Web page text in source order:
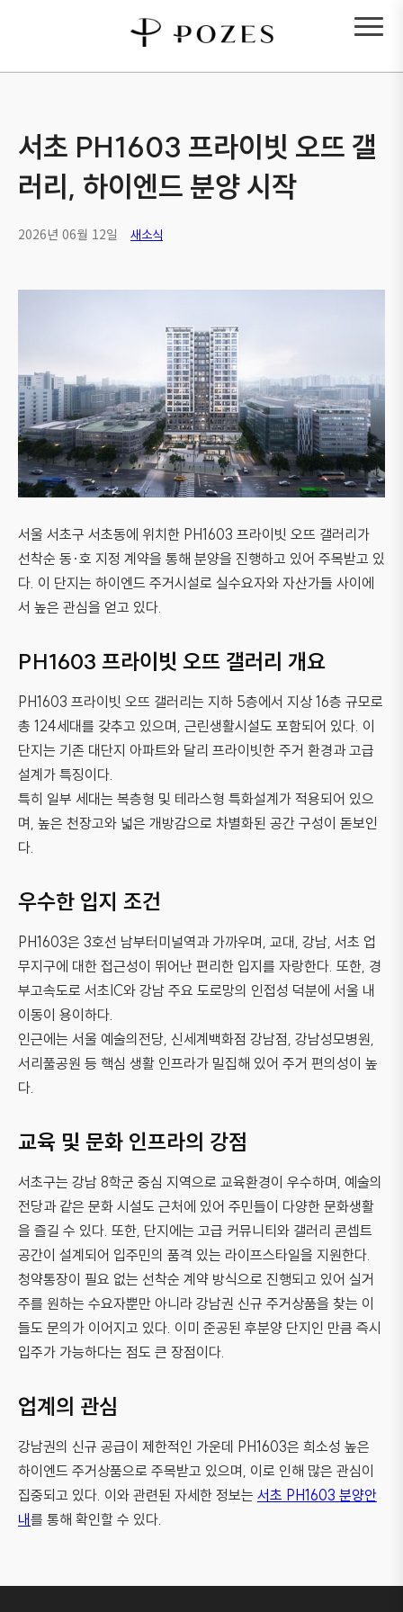
서초 PH1603 프라이빗 오뜨 갤
러리, 하이엔드 분양 시작
2026년 06월 12일 새소식
서울 서초구 서초동에 위치한 PH1603 프라이빗 오뜨 갤러리가
선착순 동·호 지정 계약을 통해 분양을 진행하고 있어 주목받고 있
다. 이 단지는 하이엔드 주거시설로 실수요자와 자산가들 사이에
서 높은 관심을 얻고 있다.
PH1603 프라이빗 오뜨 갤러리 개요
PH1603 프라이빗 오뜨 갤러리는 지하 5층에서 지상 16층 규모로
총 124세대를 갖추고 있으며, 근린생활시설도 포함되어 있다. 이
단지는 기존 대단지 아파트와 달리 프라이빗한 주거 환경과 고급
설계가 특징이다.
특히 일부 세대는 복층형 및 테라스형 특화설계가 적용되어 있으
며, 높은 천장고와 넓은 개방감으로 차별화된 공간 구성이 돋보인
다.
우수한 입지 조건
PH1603은 3호선 남부터미널역과 가까우며, 교대, 강남, 서초 업
무지구에 대한 접근성이 뛰어난 편리한 입지를 자랑한다. 또한, 경
부고속도로 서초IC와 강남 주요 도로망의 인접성 덕분에 서울 내
이동이 용이하다.
인근에는 서울 예술의전당, 신세계백화점 강남점, 강남성모병원,
서리풀공원 등 핵심 생활 인프라가 밀집해 있어 주거 편의성이 높
다.
교육 및 문화 인프라의 강점
서초구는 강남 8학군 중심 지역으로 교육환경이 우수하며, 예술의
전당과 같은 문화 시설도 근처에 있어 주민들이 다양한 문화생활
을 즐길 수 있다. 또한, 단지에는 고급 커뮤니티와 갤러리 콘셉트
공간이 설계되어 입주민의 품격 있는 라이프스타일을 지원한다.
청약통장이 필요 없는 선착순 계약 방식으로 진행되고 있어 실거
주를 원하는 수요자뿐만 아니라 강남권 신규 주거상품을 찾는 이
들도 문의가 이어지고 있다. 이미 준공된 후분양 단지인 만큼 즉시
입주가 가능하다는 점도 큰 장점이다.
업계의 관심
강남권의 신규 공급이 제한적인 가운데 PH1603은 희소성 높은
하이엔드 주거상품으로 주목받고 있으며, 이로 인해 많은 관심이
집중되고 있다. 이와 관련된 자세한 정보는 서초 PH1603 분양안
내를 통해 확인할 수 있다.